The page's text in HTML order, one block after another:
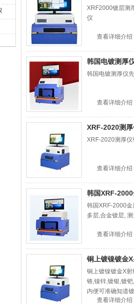
XRF2000镀层测
仪
查看详细介绍
韩国电镀测厚
韩国电镀测厚仪
查看详细介绍
XRF-2020测
XRF-2020测厚仪
查看详细介绍
韩国XRF-
韩国XRF-2000金
多层,合金镀层,
查看详细介绍
铜上镀镍镀金
铜上镀镍镀金X
铬,镍锌,镀银,镀
内便可准确知道
查看详细介绍